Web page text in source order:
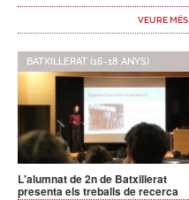
VEURE MÉS
BATXILLERAT (16-18 ANYS)
L'alumnat de 2n de Batxillerat
presenta els treballs de recerca